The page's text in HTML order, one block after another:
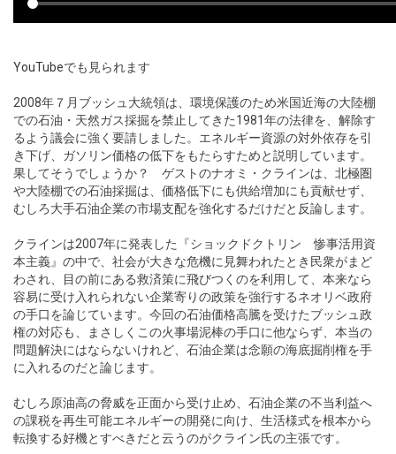
YouTubeでも見られます
2008年７月ブッシュ大統領は、環境保護のため米国近海の大陸棚
での石油・天然ガス採掘を禁止してきた1981年の法律を、解除す
るよう議会に強く要請しました。エネルギー資源の対外依存を引
き下げ、ガソリン価格の低下をもたらすためと説明しています。
果してそうでしょうか？ ゲストのナオミ・クラインは、北極圏
や大陸棚での石油採掘は、価格低下にも供給増加にも貢献せず、
むしろ大手石油企業の市場支配を強化するだけだと反論します。
クラインは2007年に発表した『ショックドクトリン 惨事活用資
本主義』の中で、社会が大きな危機に見舞われたとき民衆がまど
わされ、目の前にある救済策に飛びつくのを利用して、本来なら
容易に受け入れられない企業寄りの政策を強行するネオリベ政府
の手口を論じています。今回の石油価格高騰を受けたブッシュ政
権の対応も、まさしくこの火事場泥棒の手口に他ならず、本当の
問題解決にはならないけれど、石油企業は念願の海底掘削権を手
に入れるのだと論じます。
むしろ原油高の脅威を正面から受け止め、石油企業の不当利益へ
の課税を再生可能エネルギーの開発に向け、生活様式を根本から
転換する好機とすべきだと云うのがクライン氏の主張です。